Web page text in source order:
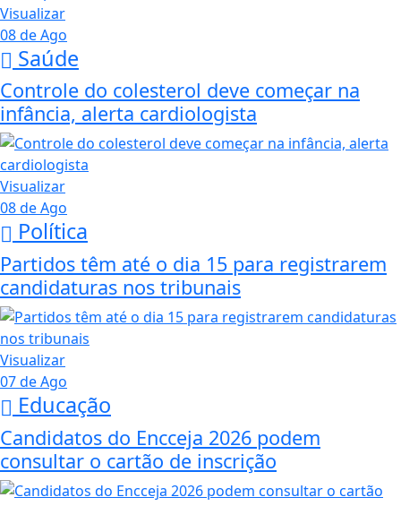
Visualizar
08 de Ago
Saúde
Controle do colesterol deve começar na
infância, alerta cardiologista
Visualizar
08 de Ago
Política
Partidos têm até o dia 15 para registrarem
candidaturas nos tribunais
Visualizar
07 de Ago
Educação
Candidatos do Encceja 2026 podem
consultar o cartão de inscrição